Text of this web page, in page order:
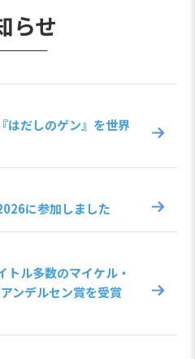
らせ
だしのゲン』を世界
に参加しました
トル多数のマイケル・
ンデルセン賞を受賞